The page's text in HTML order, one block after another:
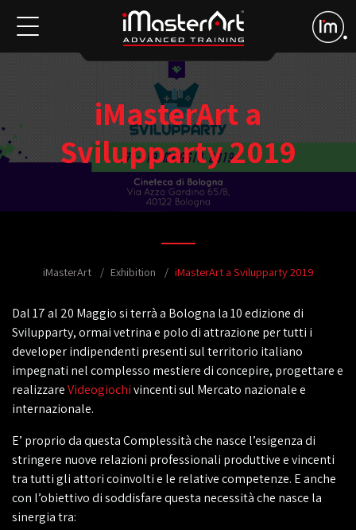
iMasterArt a
Svilupparty 2019
iMasterArt Exhibition iMasterArt a Svilupparty 2019
Dal 17 al 20 Maggio si terrà a Bologna la 10 edizione di
Svilupparty, ormai vetrina e polo di attrazione per tutti i
developer indipendenti presenti sul territorio italiano
impegnati nel complesso mestiere di concepire, progettare e
realizzareVideogiochivincenti sul Mercato nazionale e
internazionale.
E’ proprio da questa Complessità che nasce l’esigenza di
stringere nuove relazioni professionali produttive e vincenti
tra tutti gli attori coinvolti e le relative competenze. E anche
con l’obiettivo di soddisfare questa necessità che nasce la
sinergia tra: